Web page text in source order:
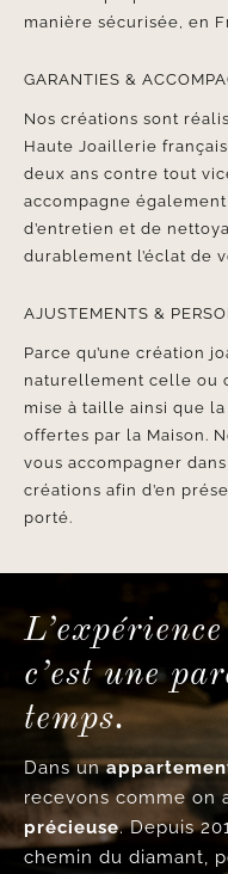
manière sécurisée, en
GARANTIES &
Nos créations sont
Haute Joaillerie
deux ans contre tout
accompagne
d’entretien et de
durablement l’éclat de
AJUSTEMENTS &
Parce qu’une création
naturellement celle ou
mise à taille ainsi que
offertes par la Maison.
vous accompagner
créations afin d’en
porté.
c’est une
temps.
Dans un
recevons comme on
précieuse. Depuis
chemin du diamant,